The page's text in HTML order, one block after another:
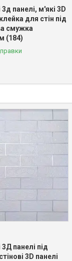
панелі, м'які 3D
для стін під
смужка
(184)
панелі під
3D панелі